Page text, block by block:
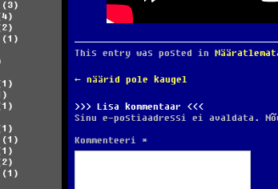
(3)
(1)
(1)
(1)
This entry was posted in
POST
← näärid pole kaugel
Lisa kommentaar
Sinu e-postiaadressi ei avaldata.
Kommenteeri *